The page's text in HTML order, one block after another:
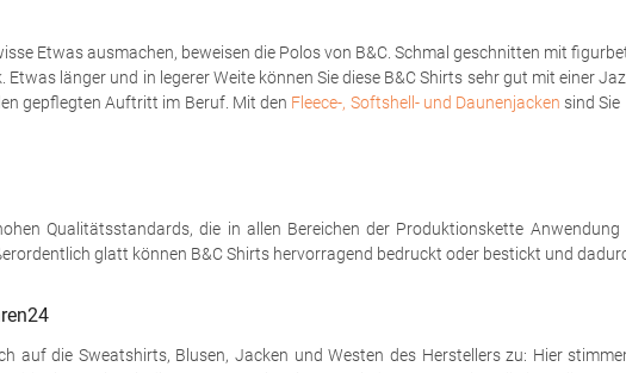
Etwas ausmachen, beweisen die Polos von B&C. Schmal geschnitten mit
länger und in legerer Weite können Sie diese B&C Shirts sehr gut mit einer
gepflegten Auftritt im Beruf. Mit den Fleece-, Softshell- und Daunenjacken sind
Qualitätsstandards, die in allen Bereichen der Produktionskette
glatt können B&C Shirts hervorragend bedruckt oder bestickt und
auf die Sweatshirts, Blusen, Jacken und Westen des Herstellers zu: Hier